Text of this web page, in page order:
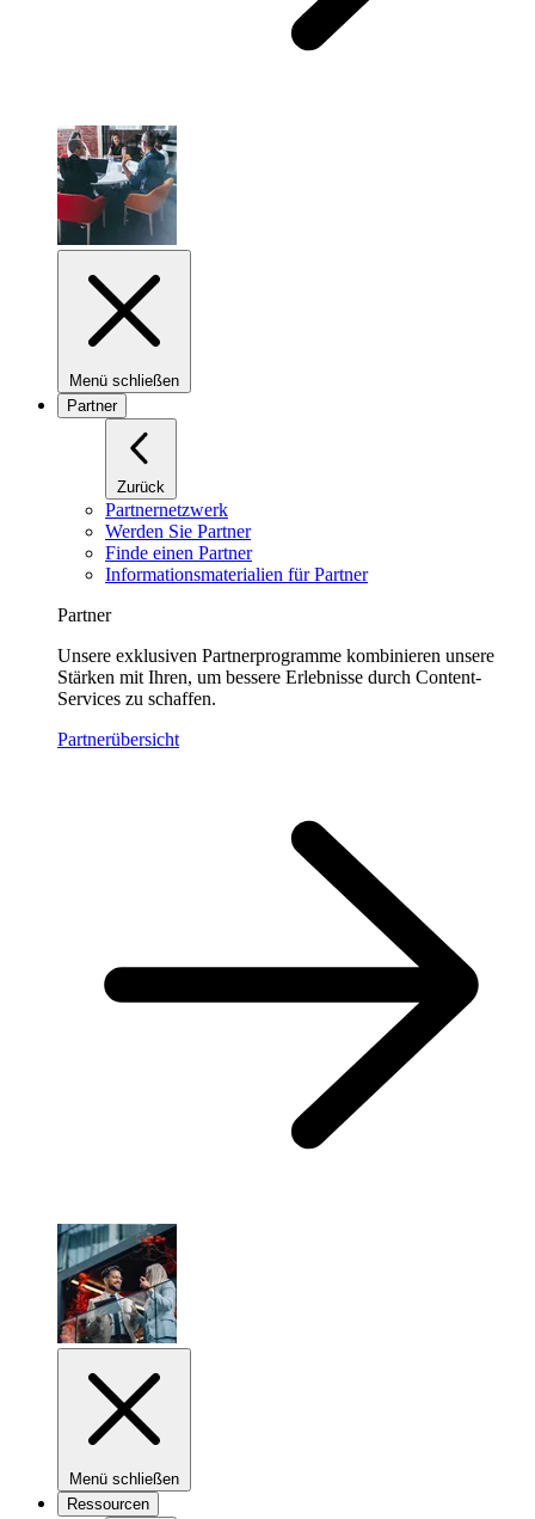
Menü schließen
Partner
Zurück
Partnernetzwerk
Werden Sie Partner
Finde einen Partner
Informationsmaterialien für Partner
Partner
Unsere exklusiven Partnerprogramme kombinieren unsere
Stärken mit Ihren, um bessere Erlebnisse durch Content-
Services zu schaffen.
Partnerübersicht
Menü schließen
Ressourcen